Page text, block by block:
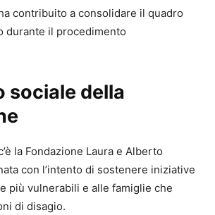
contribuito a consolidare il quadro
durante il procedimento
sociale della
la Fondazione Laura e Alberto
con l’intento di sostenere iniziative
più vulnerabili e alle famiglie che
di disagio.